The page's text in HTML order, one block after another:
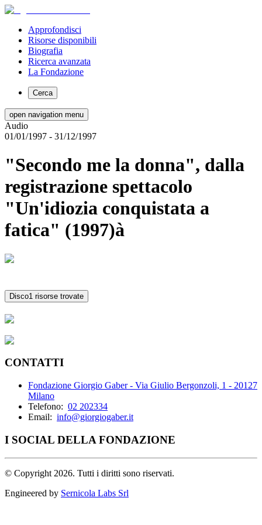
Approfondisci
Risorse disponibili
Biografia
Ricerca avanzata
La Fondazione
Cerca
open navigation menu
Audio
01/01/1997 - 31/12/1997
"Secondo me la donna", dalla
registrazione spettacolo
"Un'idiozia conquistata a
fatica" (1997)à
Disco1 risorse trovate
CONTATTI
Fondazione Giorgio Gaber - Via Giulio Bergonzoli, 1 - 20127
Milano
Telefono: 02 202334
Email: info@giorgiogaber.it
I SOCIAL DELLA FONDAZIONE
© Copyright 2026. Tutti i diritti sono riservati.
Engineered by Sernicola Labs Srl